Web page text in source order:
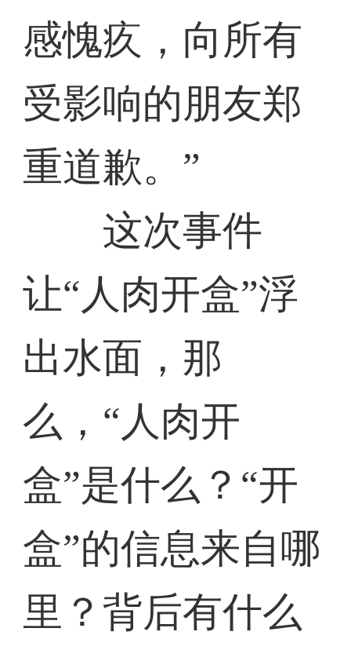
感愧疚，向所有
受影响的朋友郑
重道歉。”
这次事件
让“人肉开盒”浮
出水面，那
么，“人肉开
盒”是什么？“开
盒”的信息来自哪
里？背后有什么